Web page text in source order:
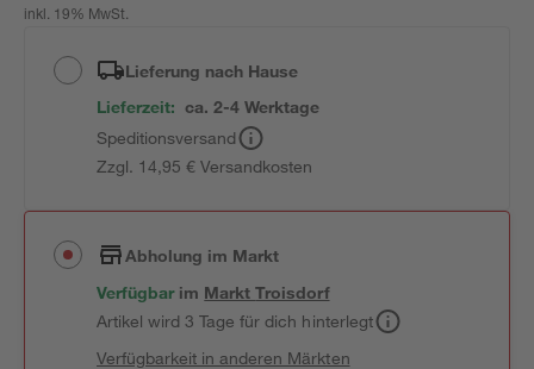
inkl. 19% MwSt.
Lieferung nach Hause
Lieferzeit: ca. 2-4 Werktage
Speditionsversand
Zzgl. 14,95 € Versandkosten
Abholung im Markt
Verfügbar im MarktTroisdorf
Artikel wird 3 Tage für dich hinterlegt
Verfügbarkeit in anderen Märkten